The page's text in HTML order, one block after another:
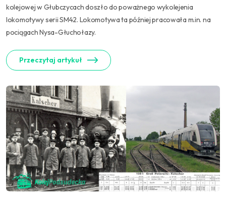
kolejowej w Głubczycach doszło do poważnego wykolejenia
lokomotywy serii SM42. Lokomotywa ta później pracowała m.in. na
pociągach Nysa-Głuchołazy.
Przeczytaj artykuł